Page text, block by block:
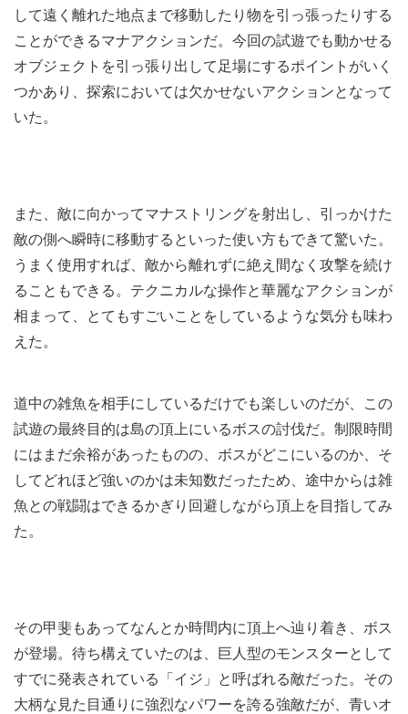
して遠く離れた地点まで移動したり物を引っ張ったりする
ことができるマナアクションだ。今回の試遊でも動かせる
オブジェクトを引っ張り出して足場にするポイントがいく
つかあり、探索においては欠かせないアクションとなって
いた。
また、敵に向かってマナストリングを射出し、引っかけた
敵の側へ瞬時に移動するといった使い方もできて驚いた。
うまく使用すれば、敵から離れずに絶え間なく攻撃を続け
ることもできる。テクニカルな操作と華麗なアクションが
相まって、とてもすごいことをしているような気分も味わ
えた。
道中の雑魚を相手にしているだけでも楽しいのだが、この
試遊の最終目的は島の頂上にいるボスの討伐だ。制限時間
にはまだ余裕があったものの、ボスがどこにいるのか、そ
してどれほど強いのかは未知数だったため、途中からは雑
魚との戦闘はできるかぎり回避しながら頂上を目指してみ
た。
その甲斐もあってなんとか時間内に頂上へ辿り着き、ボス
が登場。待ち構えていたのは、巨人型のモンスターとして
すでに発表されている「イジ」と呼ばれる敵だった。その
大柄な見た目通りに強烈なパワーを誇る強敵だが、青いオ